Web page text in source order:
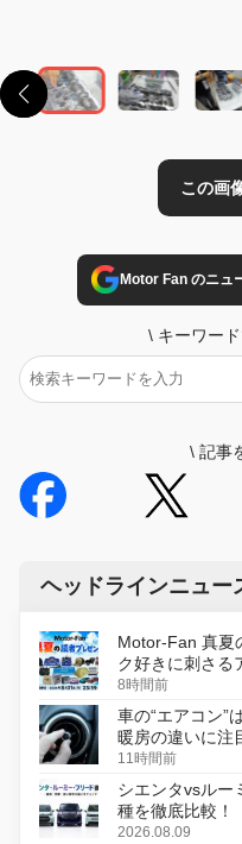
Motor Fan のニュ
\ キーワー
\ 記事
ヘッドラインニュー
Motor-Fan 真夏
ク好きに刺さる
8時間前
車の“エアコン”
暖房の違いに注
11時間前
シエンタvsルー
種を徹底比較！
2026.08.09